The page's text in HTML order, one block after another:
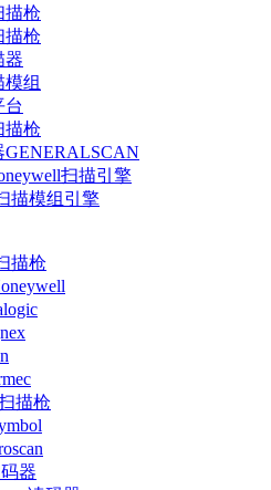
描枪
描枪
器
组
台
描枪
GENERALSCAN
扫描引擎
描模组引擎
描枪
描枪
器